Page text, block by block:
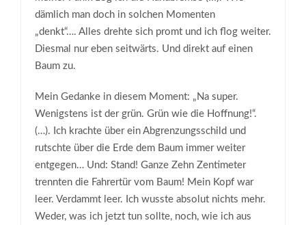
dämlich man doch in solchen Momenten
„denkt“…. Alles drehte sich promt und ich flog weiter.
Diesmal nur eben seitwärts. Und direkt auf einen
Baum zu.
Mein Gedanke in diesem Moment: „Na super.
Wenigstens ist der grün. Grün wie die Hoffnung!“.
(…). Ich krachte über ein Abgrenzungsschild und
rutschte über die Erde dem Baum immer weiter
entgegen… Und: Stand! Ganze Zehn Zentimeter
trennten die Fahrertür vom Baum! Mein Kopf war
leer. Verdammt leer. Ich wusste absolut nichts mehr.
Weder, was ich jetzt tun sollte, noch, wie ich aus